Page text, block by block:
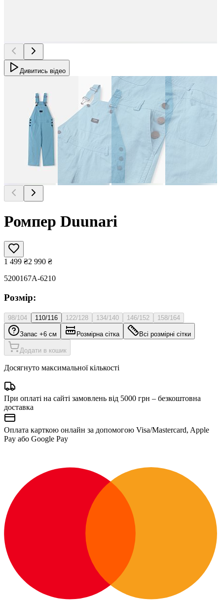
Дивитись відео
Ромпер Duunari
1 499 ₴2 990 ₴
5200167A-6210
Розмір:
98/104 110/116 122/128 134/140 146/152 158/164
Запас +6 см Розмірна сітка Всі розмірні сітки
Додати в кошик
Досягнуто максимальної кількості
При оплаті на сайті замовлень від 5000 грн – безкоштовна
доставка
Оплата карткою онлайн за допомогою Visa/Mastercard, Apple
Pay або Google Pay